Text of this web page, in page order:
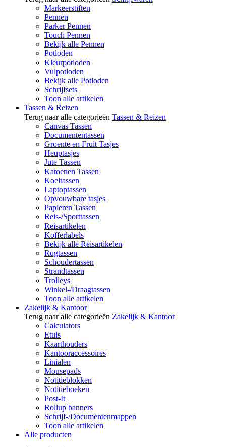
Markeerstiften
Pennen
Parker Pennen
Touch Pennen
Bekijk alle Pennen
Potloden
Kleurpotloden
Vulpotloden
Bekijk alle Potloden
Schrijfsets
Toon alle artikelen
Tassen & Reizen
Terug naar alle categorieën Tassen & Reizen
Canvas Tassen
Documententassen
Groente en Fruit Tasjes
Heuptasjes
Jute Tassen
Katoenen Tassen
Koeltassen
Laptoptassen
Opvouwbare tasjes
Papieren Tassen
Reis-/Sporttassen
Reisartikelen
Kofferlabels
Bekijk alle Reisartikelen
Rugtassen
Schoudertassen
Strandtassen
Trolleys
Winkel-/Draagtassen
Toon alle artikelen
Zakelijk & Kantoor
Terug naar alle categorieën Zakelijk & Kantoor
Calculators
Etuis
Kaarthouders
Kantooraccessoires
Linialen
Mousepads
Notitieblokken
Notitieboeken
Post-It
Rollup banners
Schrijf-/Documentenmappen
Toon alle artikelen
Alle producten